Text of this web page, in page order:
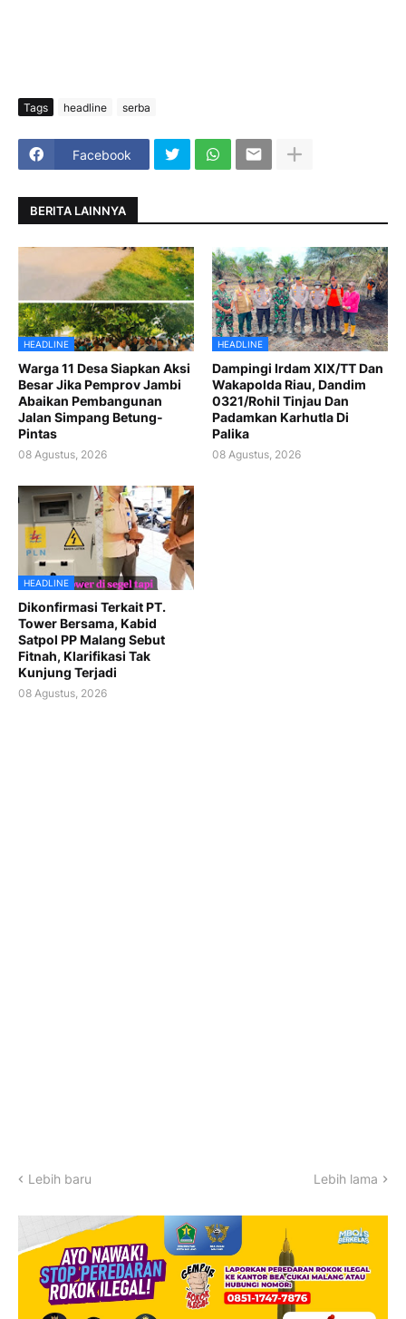
Tags headline serba
Facebook
BERITA LAINNYA
HEADLINE
Warga 11 Desa Siapkan Aksi
Besar Jika Pemprov Jambi
Abaikan Pembangunan
Jalan Simpang Betung-
Pintas
08 Agustus, 2026
HEADLINE
Dampingi Irdam XIX/TT Dan
Wakapolda Riau, Dandim
0321/Rohil Tinjau Dan
Padamkan Karhutla Di
Palika
08 Agustus, 2026
HEADLINE
Dikonfirmasi Terkait PT.
Tower Bersama, Kabid
Satpol PP Malang Sebut
Fitnah, Klarifikasi Tak
Kunjung Terjadi
08 Agustus, 2026
Lebih baru Lebih lama